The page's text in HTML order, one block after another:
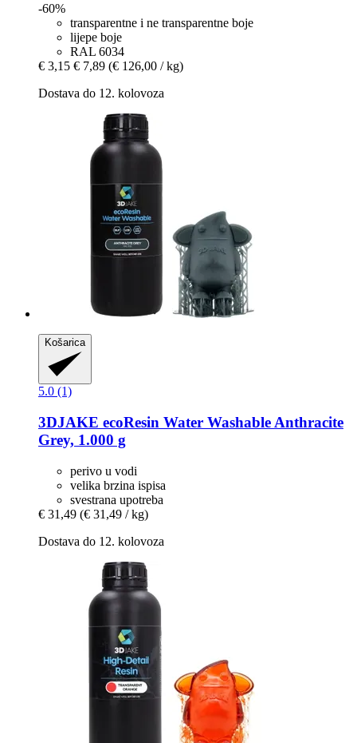
-60%
transparentne i ne transparentne boje
lijepe boje
RAL 6034
€ 3,15 € 7,89 (€ 126,00 / kg)
Dostava do 12. kolovoza
Košarica
5.0 (1)
3DJAKE ecoResin Water Washable Anthracite
Grey, 1.000 g
perivo u vodi
velika brzina ispisa
svestrana upotreba
€ 31,49 (€ 31,49 / kg)
Dostava do 12. kolovoza